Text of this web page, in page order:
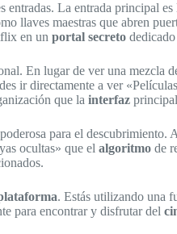
entradas. La entrada principal es
llaves maestras que abren
en un portal secreto
En lugar de ver una mezcla
ir directamente a ver
que la interfaz
para el descubrimiento.
ocultas» que el algoritmo de
. Estás utilizando una
para encontrar y disfrutar del